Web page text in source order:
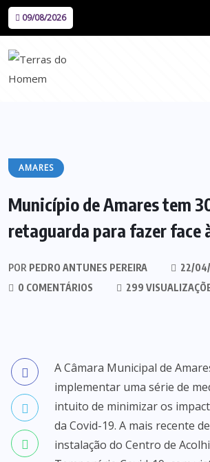
09/08/2026
AMARES
Município de Amares tem
retaguarda para fazer face
POR PEDRO ANTUNES PEREIRA
22/
0 COMENTÁRIOS
299
A Câmara Municipal de
implementar uma série de
intuito de minimizar os
da Covid-19. A mais recente
instalação do Centro de